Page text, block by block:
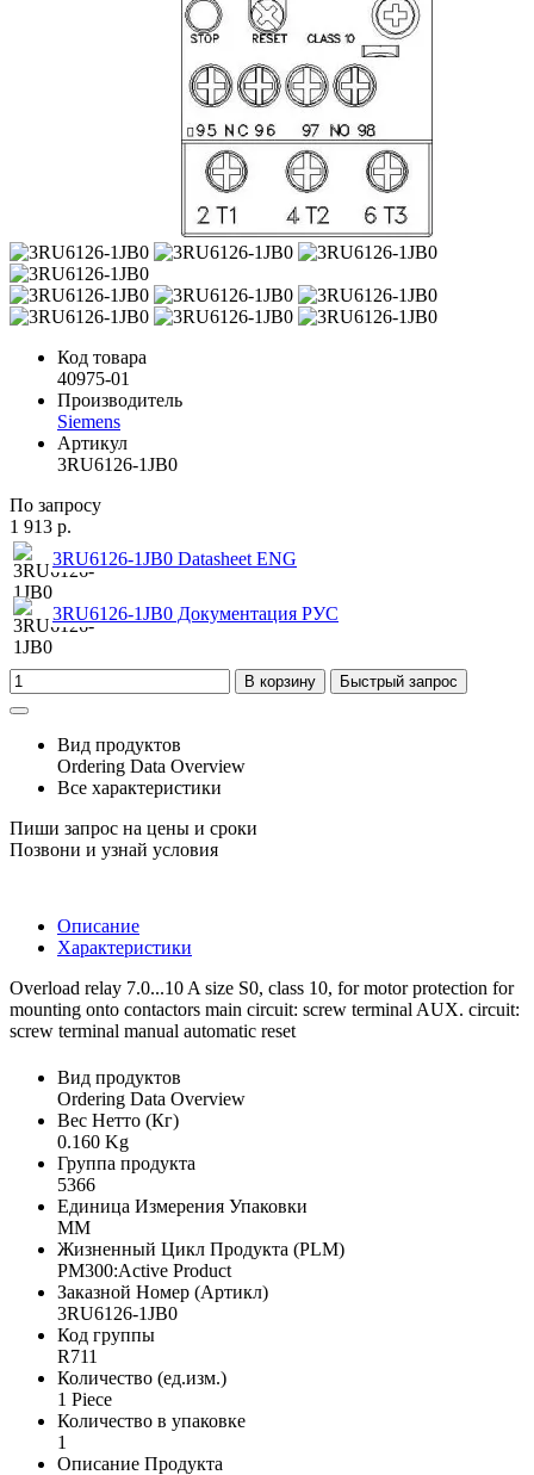
Код товара
40975-01
Производитель
Siemens
Артикул
3RU6126-1JB0
По запросу
1 913 р.
3RU6126-1JB0 Datasheet ENG
3RU6126-1JB0 Документация РУС
В корзину Быстрый запрос
Вид продуктов
Ordering Data Overview
Все характеристики
Пиши запрос на цены и сроки
Позвони и узнай условия
Описание
Характеристики
Overload relay 7.0...10 A size S0, class 10, for motor protection for
mounting onto contactors main circuit: screw terminal AUX. circuit:
screw terminal manual automatic reset
Вид продуктов
Ordering Data Overview
Вес Нетто (Кг)
0.160 Kg
Группа продукта
5366
Единица Измерения Упаковки
MM
Жизненный Цикл Продукта (PLM)
PM300:Active Product
Заказной Номер (Артикл)
3RU6126-1JB0
Код группы
R711
Количество (ед.изм.)
1 Piece
Количество в упаковке
1
Описание Продукта